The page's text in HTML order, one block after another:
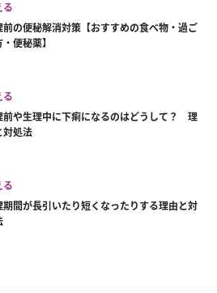
る
前の便秘解消対策【おすすめの食べ物・過ご
・便秘薬】
る
前や生理中に下痢になるのはどうして？ 理
対処法
る
期間が長引いたり短くなったりする理由と対